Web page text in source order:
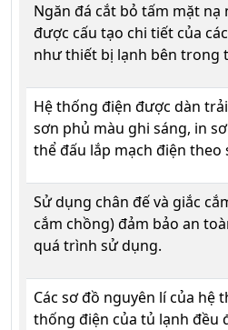
Ngăn đá cắt bỏ tấm mặt nạ
được cấu tạo chi tiết của
như thiết bị lạnh bên trong
Hệ thống điện được dàn
sơn phủ màu ghi sáng, in
thể đấu lắp mạch điện theo
Sử dụng chân đế và giắc
cắm chồng) đảm bảo an
quá trình sử dụng.
Các sơ đồ nguyên lí của hệ
thống điện của tủ lạnh đều